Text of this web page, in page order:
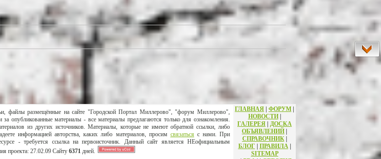
файлы размещённые на сайте "Городской Портал Миллерово", "форум Миллерово",
опубликованные материалы - все материалы предлагаются только для ознакомления.
из других источников. Материалы, которые не имеют обратной ссылки, либо
информацией авторства, каких либо материалов, просим связатьсяс нами. При
- требуется ссылка на первоисточник. Данный сайт является НЕофициальным
проекта: 27.02.09 Сайту 6371 дней.
ГЛАВНАЯ | ФОРУМ |
НОВОСТИ|
ГАЛЕРЕЯ | ДОСКА
ОБЪЯВЛЕНИЙ |
СПРАВОЧНИК|
БЛОГ | ПРАВИЛА|
SITEMAP